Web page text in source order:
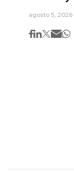
agosto 5, 2026